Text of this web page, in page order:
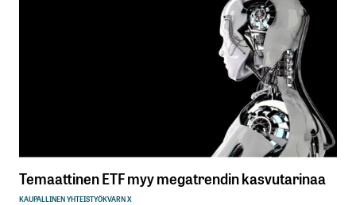
Temaattinen ETF myy megatrendin kasvutarinaa
KAUPALLINEN YHTEISTYÖKVARN X